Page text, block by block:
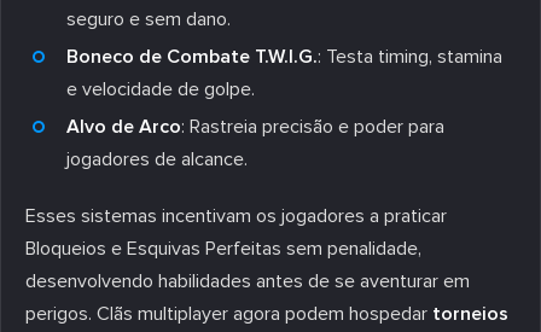
seguro e sem dano.
Boneco de Combate T.W.I.G.: Testa timing, stamina
e velocidade de golpe.
Alvo de Arco: Rastreia precisão e poder para
jogadores de alcance.
Esses sistemas incentivam os jogadores a praticar
Bloqueios e Esquivas Perfeitas sem penalidade,
desenvolvendo habilidades antes de se aventurar em
perigos. Clãs multiplayer agora podem hospedar torneios